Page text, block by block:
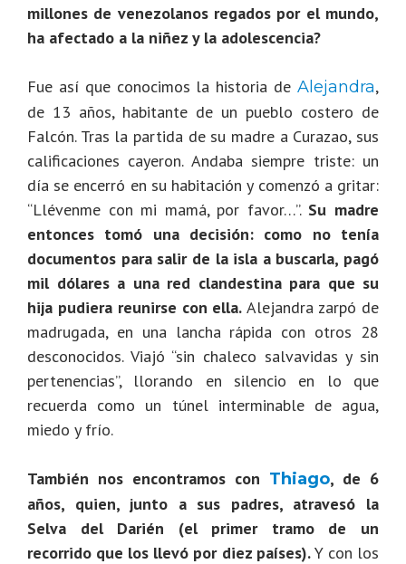
millones de venezolanos regados por el mundo,
ha afectado a la niñez y la adolescencia?
Fue así que conocimos la historia de Alejandra,
de 13 años, habitante de un pueblo costero de
Falcón. Tras la partida de su madre a Curazao, sus
calificaciones cayeron. Andaba siempre triste: un
día se encerró en su habitación y comenzó a gritar:
“Llévenme con mi mamá, por favor…”. Su madre
entonces tomó una decisión: como no tenía
documentos para salir de la isla a buscarla, pagó
mil dólares a una red clandestina para que su
hija pudiera reunirse con ella. Alejandra zarpó de
madrugada, en una lancha rápida con otros 28
desconocidos. Viajó “sin chaleco salvavidas y sin
pertenencias”, llorando en silencio en lo que
recuerda como un túnel interminable de agua,
miedo y frío.
También nos encontramos con Thiago, de 6
años, quien, junto a sus padres, atravesó la
Selva del Darién (el primer tramo de un
recorrido que los llevó por diez países).Y con los